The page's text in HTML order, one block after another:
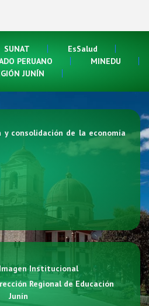
SUNAT
EsSalud
PERUANO
MINEDU
JUNÍN
y consolidación de la economía
Institucional
Regional de Educación
Junín